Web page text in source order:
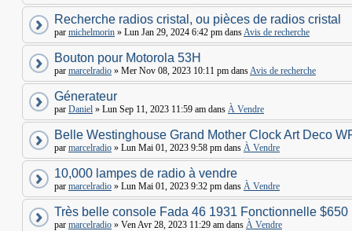
Recherche radios cristal, ou pièces de radios cristal
par michelmorin » Lun Jan 29, 2024 6:42 pm dansAvis de recherche
Bouton pour Motorola 53H
par marcelradio » Mer Nov 08, 2023 10:11 pm dansAvis de recherche
Génerateur
par Daniel » Lun Sep 11, 2023 11:59 am dans À Vendre
Belle Westinghouse Grand Mother Clock Art Deco
par marcelradio » Lun Mai 01, 2023 9:58 pm dans À Vendre
10,000 lampes de radio à vendre
par marcelradio » Lun Mai 01, 2023 9:32 pm dans À Vendre
Très belle console Fada 46 1931 Fonctionnelle $650
par marcelradio » Ven Avr 28, 2023 11:29 am dans À Vendre